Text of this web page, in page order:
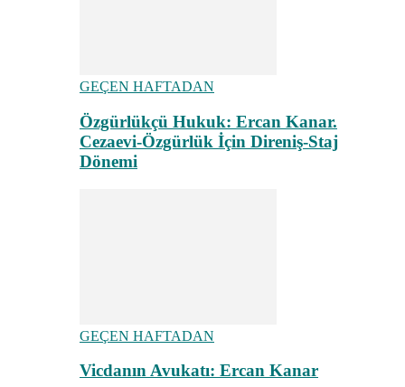
GEÇEN HAFTADAN
Özgürlükçü Hukuk: Ercan Kanar.
Cezaevi-Özgürlük İçin Direniş-Staj
Dönemi
GEÇEN HAFTADAN
Vicdanın Avukatı: Ercan Kanar